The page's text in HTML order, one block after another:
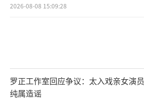
2026-08-08 15:09:28
罗正工作室回应争议：太入戏亲女演员
纯属造谣